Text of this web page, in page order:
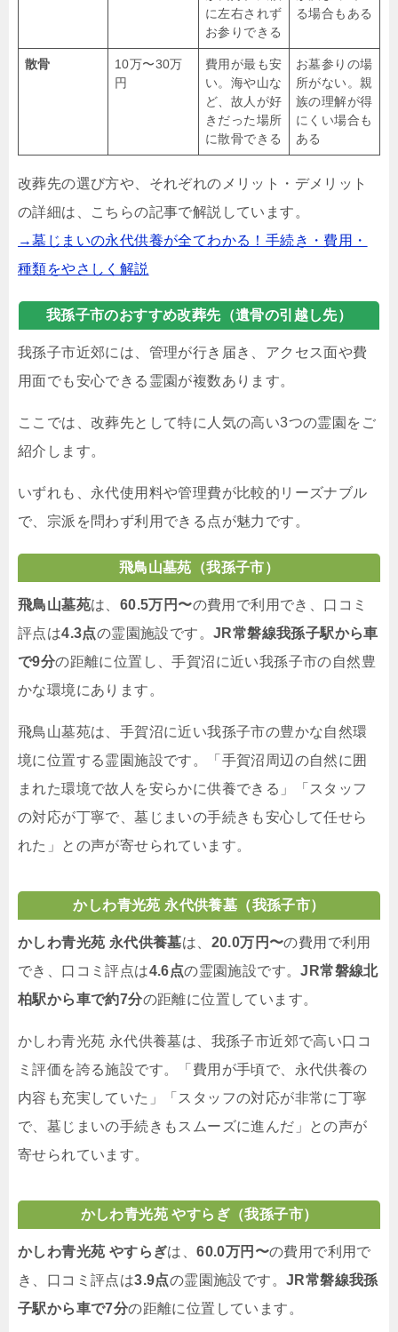
に左右されず
お参りできる
る場合もある
散骨
10万〜30万
円
費用が最も安
い。海や山な
ど、故人が好
きだった場所
に散骨できる
お墓参りの場
所がない。親
族の理解が得
にくい場合も
ある
改葬先の選び方や、それぞれのメリット・デメリット
の詳細は、こちらの記事で解説しています。
→墓じまいの永代供養が全てわかる！手続き・費用・
種類をやさしく解説
我孫子市のおすすめ改葬先（遺骨の引越し先）
我孫子市近郊には、管理が行き届き、アクセス面や費
用面でも安心できる霊園が複数あります。
ここでは、改葬先として特に人気の高い3つの霊園をご
紹介します。
いずれも、永代使用料や管理費が比較的リーズナブル
で、宗派を問わず利用できる点が魅力です。
飛鳥山墓苑（我孫子市）
飛鳥山墓苑は、 60.5万円〜の費用で利用でき、口コミ
評点は4.3点の霊園施設です。JR常磐線我孫子駅から車
で9分の距離に位置し、手賀沼に近い我孫子市の自然豊
かな環境にあります。
飛鳥山墓苑は、手賀沼に近い我孫子市の豊かな自然環
境に位置する霊園施設です。「手賀沼周辺の自然に囲
まれた環境で故人を安らかに供養できる」「スタッフ
の対応が丁寧で、墓じまいの手続きも安心して任せら
れた」との声が寄せられています。
かしわ青光苑 永代供養墓（我孫子市）
かしわ青光苑 永代供養墓は、 20.0万円〜の費用で利用
でき、口コミ評点は4.6点の霊園施設です。JR常磐線北
柏駅から車で約7分の距離に位置しています。
かしわ青光苑 永代供養墓は、我孫子市近郊で高い口コ
ミ評価を誇る施設です。「費用が手頃で、永代供養の
内容も充実していた」「スタッフの対応が非常に丁寧
で、墓じまいの手続きもスムーズに進んだ」との声が
寄せられています。
かしわ青光苑 やすらぎ（我孫子市）
かしわ青光苑 やすらぎは、60.0万円〜の費用で利用で
き、口コミ評点は3.9点の霊園施設です。JR常磐線我孫
子駅から車で7分の距離に位置しています。